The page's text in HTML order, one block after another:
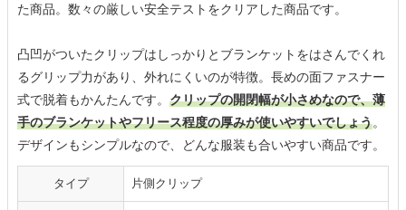
た商品。数々の厳しい安全テストをクリアした商品です。
凸凹がついたクリップはしっかりとブランケットをはさんでくれ
るグリップ力があり、外れにくいのが特徴。長めの面ファスナー
式で脱着もかんたんです。 クリップの開閉幅が小さめなので、薄
手のブランケットやフリース程度の厚みが使いやすいでしょう。
デザインもシンプルなので、どんな服装も合いやすい商品です。
タイプ 片側クリップ